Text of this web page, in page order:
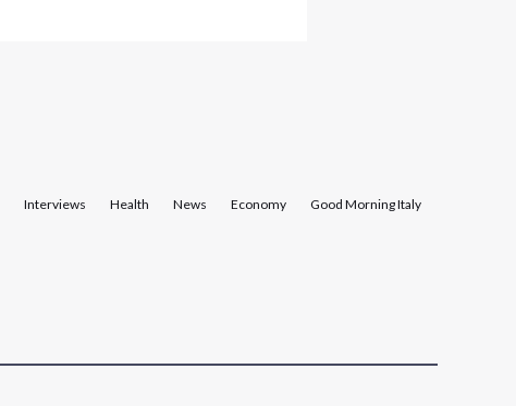
Interviews Health News Economy Good Morning Italy